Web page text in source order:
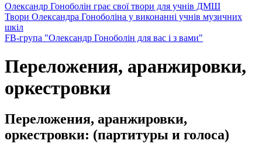
Олександр Гоноболін грає свої твори для учнів ДМШ
Твори Олександра Гоноболіна у виконанні учнів музичних
шкіл
FB-група "Олександр Гоноболін для вас і з вами"
Переложения, аранжировки,
оркестровки
Переложения, аранжировки,
оркестровки: (партитуры и голоса)